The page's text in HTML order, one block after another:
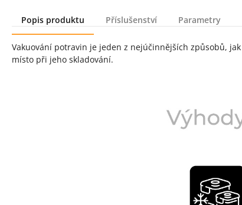
Popis produktu
Příslušenství Parametry
Popis produktu
Vakuování potravin je jeden z nejúčinnějších způsobů, jak
místo při jeho skladování.